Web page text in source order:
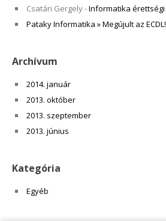
Csatári Gergely-Informatika érettségi
Pataky Informatika » Megújult az ECDL!
Archívum
2014. január
2013. október
2013. szeptember
2013. június
Kategória
Egyéb